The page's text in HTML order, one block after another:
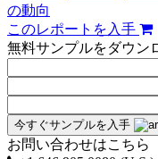
の動向
このレポートを入手
無料サンプルをダウン
今すぐサンプルを入手
お問い合わせはこちら